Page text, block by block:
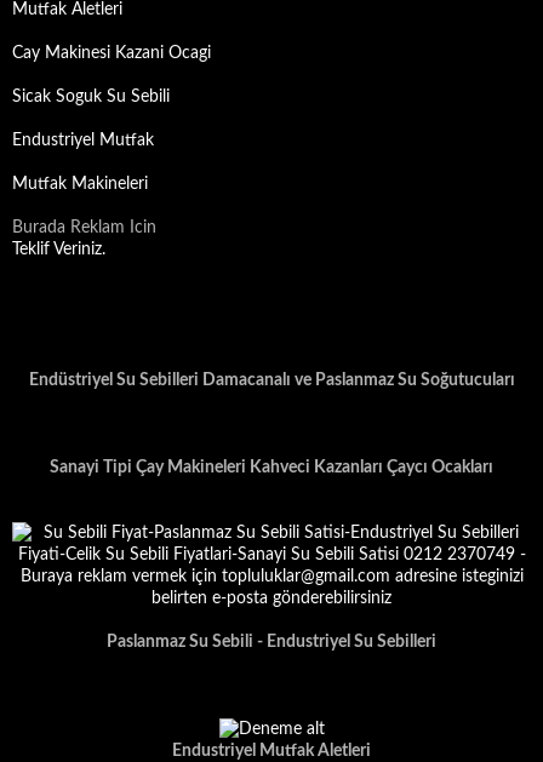
Mutfak Aletleri
Cay Makinesi Kazani Ocagi
Sicak Soguk Su Sebili
Endustriyel Mutfak
Mutfak Makineleri
Burada Reklam Icin
Teklif Veriniz.
Endüstriyel Su Sebilleri Damacanalı ve Paslanmaz Su Soğutucuları
Sanayi Tipi Çay Makineleri Kahveci Kazanları Çaycı Ocakları
Paslanmaz Su Sebili - Endustriyel Su Sebilleri
Endustriyel Mutfak Aletleri